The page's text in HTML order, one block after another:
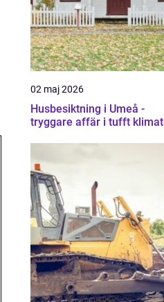
02 maj 2026
Husbesiktning i Umeå -
tryggare affär i tufft klimat